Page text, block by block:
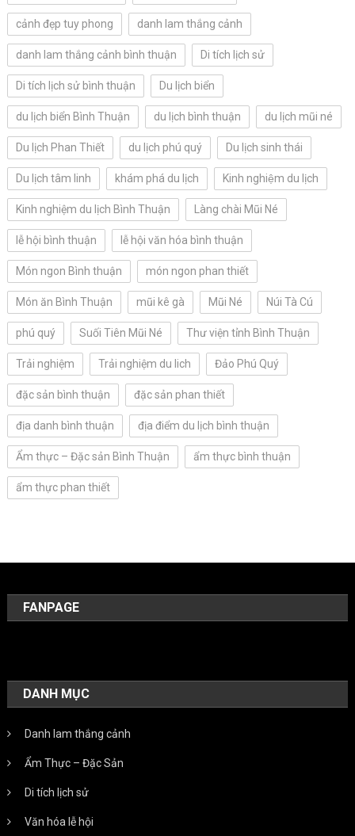
cảnh đẹp tuy phong danh lam thắng cảnh
danh lam thắng cảnh bình thuận Di tích lịch sử
Di tích lịch sử bình thuận Du lịch biển
du lịch biển Bình Thuận du lịch bình thuận du lịch mũi né
Du lịch Phan Thiết du lịch phú quý Du lịch sinh thái
Du lịch tâm linh khám phá du lịch Kinh nghiệm du lịch
Kinh nghiệm du lịch Bình Thuận Làng chài Mũi Né
lễ hội bình thuận lễ hội văn hóa bình thuận
Món ngon Bình thuận món ngon phan thiết
Món ăn Bình Thuận mũi kê gà Mũi Né Núi Tà Cú
phú quý Suối Tiên Mũi Né Thư viện tỉnh Bình Thuận
Trải nghiệm Trải nghiệm du lich Đảo Phú Quý
đặc sản bình thuận đặc sản phan thiết
địa danh bình thuận địa điểm du lịch bình thuận
Ẩm thực – Đặc sản Bình Thuận ẩm thực bình thuận
ẩm thực phan thiết
FANPAGE
DANH MỤC
Danh lam thắng cảnh
Ẩm Thực – Đặc Sản
Di tích lịch sử
Văn hóa lễ hội